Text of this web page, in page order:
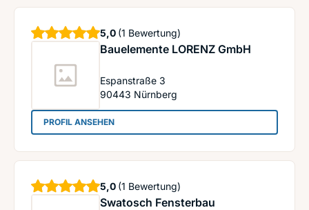
Bauelemente LORENZ GmbH
Espanstraße 3
90443 Nürnberg
5,0 Sterne
(1 Bewertung)
PROFIL ANSEHEN: Bauelemente LORENZ GmbH
Swatosch Fensterbau
5,0 Sterne
(1 Bewertung)